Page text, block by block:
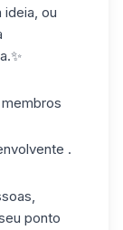
ideia, ou
.
ponto